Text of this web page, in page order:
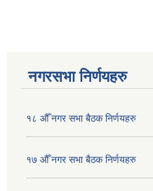
नगरसभा निर्णयहरु
१८ औँ नगर सभा बैठक निर्णयहरु
१७ औँ नगर सभा बैठक निर्णयहरु